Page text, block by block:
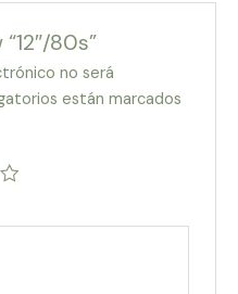
80s”
no será
están marcados